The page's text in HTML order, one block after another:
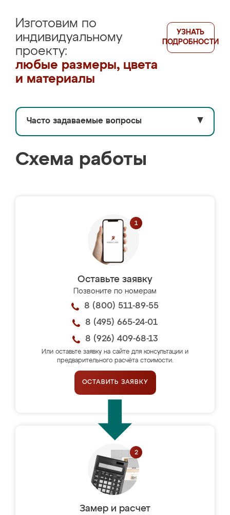
Изготовим по
индивидуальному
проекту:
любые размеры, цвета
и материалы
УЗНАТЬ
ПОДРОБНОСТИ
Часто задаваемые вопросы ▼
Схема работы
Оставьте заявку
Позвоните по номерам
8 (800) 511-89-55
8 (495) 665-24-01
8 (926) 409-68-13
Или оставьте заявку на сайте для консультации и
предварительного расчёта стоимости.
ОСТАВИТЬ ЗАЯВКУ
Замер и расчет